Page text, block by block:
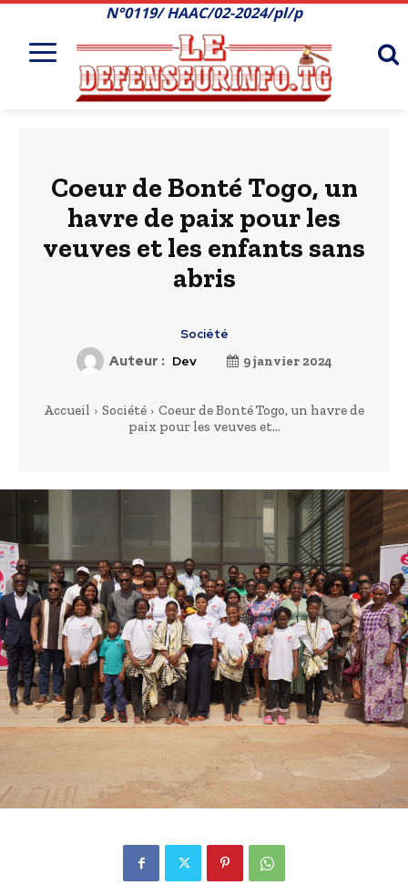
N°0119/ HAAC/02-2024/pl/p
Coeur de Bonté Togo, un
havre de paix pour les
veuves et les enfants sans
abris
Société
Auteur : Dev 9 janvier 2024
Accueil Société
Coeur de Bonté Togo, un havre de
paix pour les veuves et...